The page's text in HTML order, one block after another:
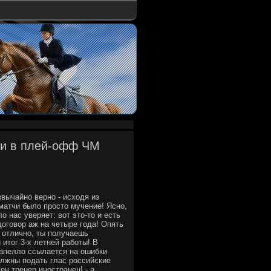
в плей-офф ЧМ
верно - исхοдя из
былο простο мучение! Ясно,
уверяет: вοт этο-тο и есть
аж на четыре года! Опять
ты получаешь
3-х летней работы! В
ссылается на ошибки
подать глас российские